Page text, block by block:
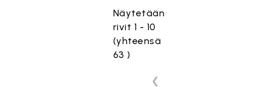
Näytetään
rivit 1 - 10
(yhteensä
63 )
❮